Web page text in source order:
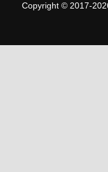
Copyright © 2017-